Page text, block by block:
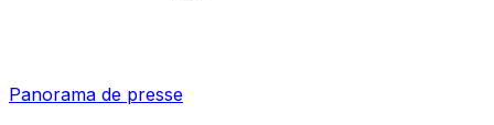
Panorama de presse